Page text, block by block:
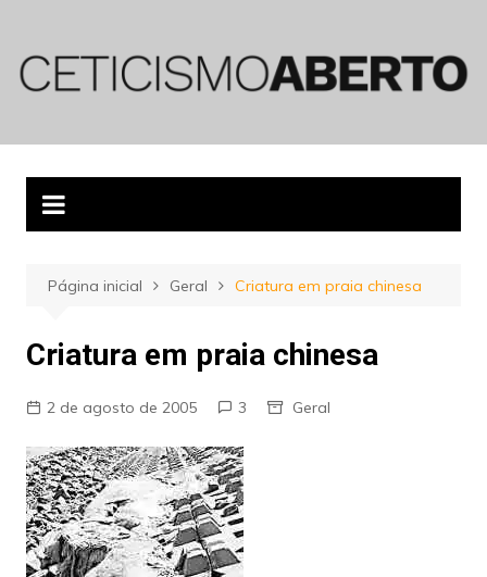
conteúdo
Página inicial Geral Criatura em praia chinesa
Criatura em praia chinesa
2 de agosto de 2005 3 Geral